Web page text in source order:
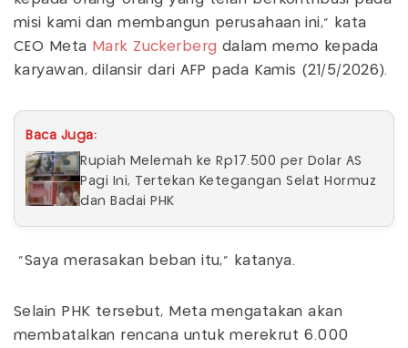
misi kami dan membangun perusahaan ini," kata
CEO Meta Mark Zuckerberg dalam memo kepada
karyawan, dilansir dari AFP pada Kamis (21/5/2026).
Baca Juga:
Rupiah Melemah ke Rp17.500 per Dolar AS
Pagi Ini, Tertekan Ketegangan Selat Hormuz
dan Badai PHK
"Saya merasakan beban itu," katanya.
Selain PHK tersebut, Meta mengatakan akan
membatalkan rencana untuk merekrut 6.000